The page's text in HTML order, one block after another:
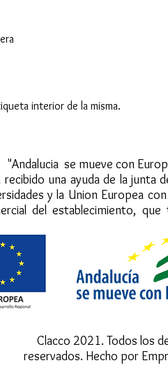
interior de la misma.
con
una ayuda de la
y la Union Europea
del establecimiento,
Clacco 2021. Todos los
reservados. Hecho por